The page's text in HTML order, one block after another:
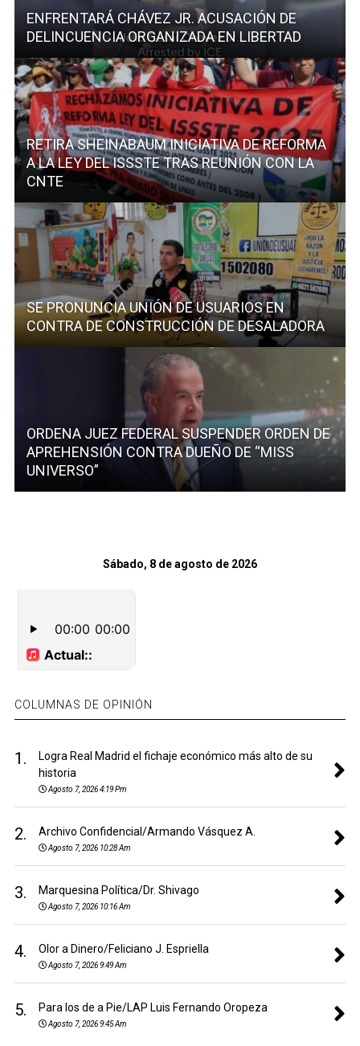
ENFRENTARÁ CHÁVEZ JR. ACUSACIÓN DE
DELINCUENCIA ORGANIZADA EN LIBERTAD
RETIRA SHEINABAUM INICIATIVA DE REFORMA
A LA LEY DEL ISSSTE TRAS REUNIÓN CON LA
CNTE
SE PRONUNCIA UNIÓN DE USUARIOS EN
CONTRA DE CONSTRUCCIÓN DE DESALADORA
ORDENA JUEZ FEDERAL SUSPENDER ORDEN DE
APREHENSIÓN CONTRA DUEÑO DE “MISS
UNIVERSO”
Sábado, 8 de agosto de 2026
COLUMNAS DE OPINIÓN
1.
Logra Real Madrid el fichaje económico más alto de su
historia
Agosto 7, 2026 4:19 Pm
2. Archivo Confidencial/Armando Vásquez A.
Agosto 7, 2026 10:28 Am
3. Marquesina Política/Dr. Shivago
Agosto 7, 2026 10:16 Am
4. Olor a Dinero/Feliciano J. Espriella
Agosto 7, 2026 9:49 Am
5. Para los de a Pie/LAP Luis Fernando Oropeza
Agosto 7, 2026 9:45 Am